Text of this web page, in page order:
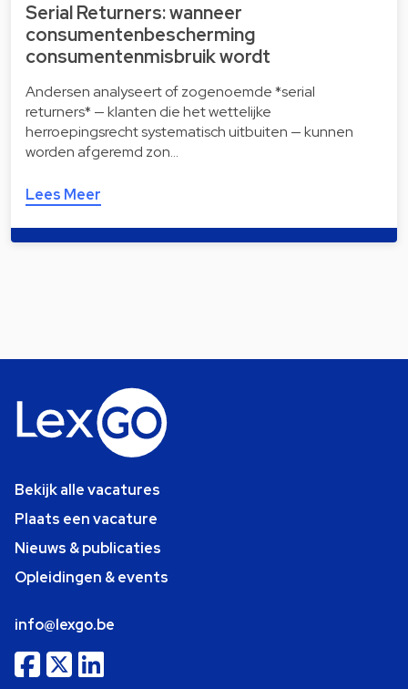
Serial Returners: wanneer
consumentenbescherming
consumentenmisbruik wordt
Andersen analyseert of zogenoemde *serial
returners* — klanten die het wettelijke
herroepingsrecht systematisch uitbuiten — kunnen
worden afgeremd zon…
Lees Meer
Bekijk alle vacatures
Plaats een vacature
Nieuws & publicaties
Opleidingen & events
info@lexgo.be